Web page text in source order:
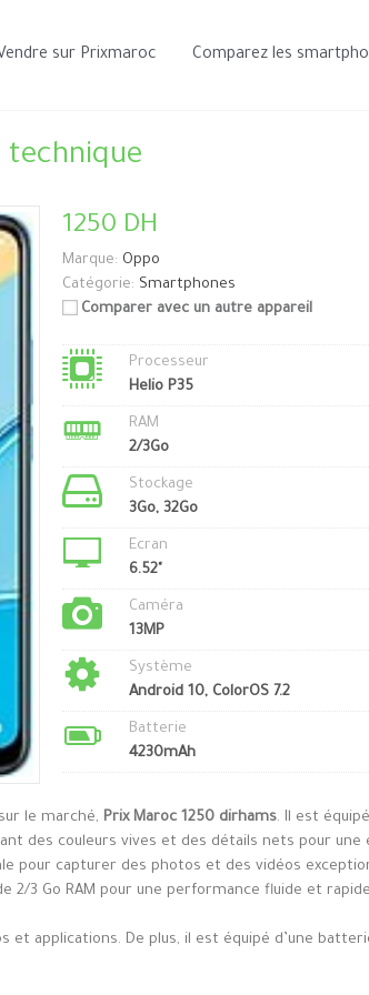
sur Prixmaroc Comparez les
technique
1250 DH
Marque: Oppo
Catégorie: Smartphones
Comparer avec un autre appareil
Processeur
Helio P35
RAM
2/3Go
Stockage
3Go, 32Go
Ecran
6.52"
Caméra
13MP
Système
Android 10, ColorOS 7.2
Batterie
4230mAh
le marché, Prix Maroc 1250 dirhams. Il est
des couleurs vives et des détails nets pour une
pour capturer des photos et des vidéos
2/3 Go RAM pour une performance fluide et
et applications. De plus, il est équipé d’une